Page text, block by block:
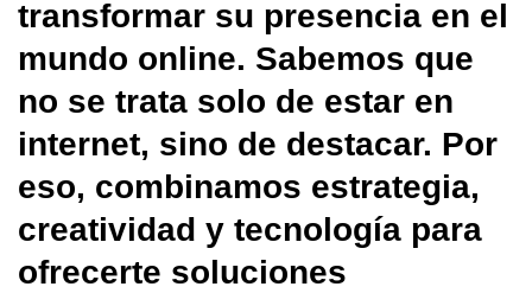
transformar su presencia en el
mundo online. Sabemos que
no se trata solo de estar en
internet, sino de destacar. Por
eso, combinamos estrategia,
creatividad y tecnología para
ofrecerte soluciones